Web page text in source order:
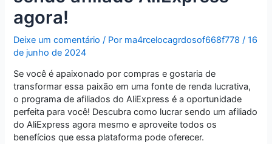
agora!
Deixe um comentário / Por ma4rcelocagrdosof668f778/16
de junho de 2024
Se você é apaixonado por compras e gostaria de
transformar essa paixão em uma fonte de renda lucrativa,
o programa de afiliados do AliExpress é a oportunidade
perfeita para você! Descubra como lucrar sendo um afiliado
do AliExpress agora mesmo e aproveite todos os
benefícios que essa plataforma pode oferecer.